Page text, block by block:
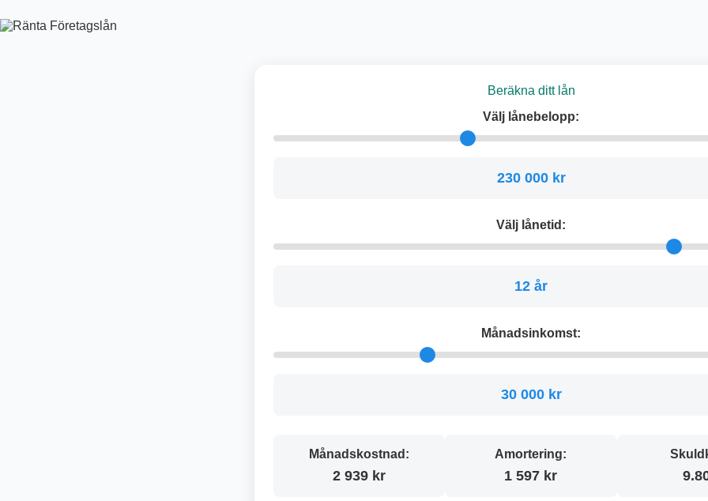
Beräkna ditt lån
Välj lånebelopp:
230 000 kr
Välj lånetid:
12 år
Månadsinkomst:
30 000 kr
Månadskostnad:
2 939 kr
Amortering:
1 597 kr